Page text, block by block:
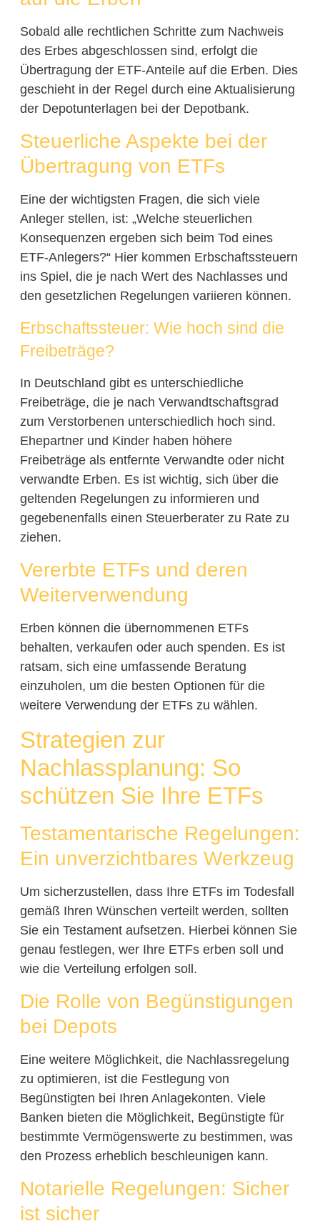
Sobald alle rechtlichen Schritte zum Nachweis
des Erbes abgeschlossen sind, erfolgt die
Übertragung der ETF-Anteile auf die Erben. Dies
geschieht in der Regel durch eine Aktualisierung
der Depotunterlagen bei der Depotbank.
Steuerliche Aspekte bei der
Übertragung von ETFs
Eine der wichtigsten Fragen, die sich viele
Anleger stellen, ist: „Welche steuerlichen
Konsequenzen ergeben sich beim Tod eines
ETF-Anlegers?“ Hier kommen Erbschaftssteuern
ins Spiel, die je nach Wert des Nachlasses und
den gesetzlichen Regelungen variieren können.
Erbschaftssteuer: Wie hoch sind die
Freibeträge?
In Deutschland gibt es unterschiedliche
Freibeträge, die je nach Verwandtschaftsgrad
zum Verstorbenen unterschiedlich hoch sind.
Ehepartner und Kinder haben höhere
Freibeträge als entfernte Verwandte oder nicht
verwandte Erben. Es ist wichtig, sich über die
geltenden Regelungen zu informieren und
gegebenenfalls einen Steuerberater zu Rate zu
ziehen.
Vererbte ETFs und deren
Weiterverwendung
Erben können die übernommenen ETFs
behalten, verkaufen oder auch spenden. Es ist
ratsam, sich eine umfassende Beratung
einzuholen, um die besten Optionen für die
weitere Verwendung der ETFs zu wählen.
Strategien zur
Nachlassplanung: So
schützen Sie Ihre ETFs
Testamentarische Regelungen:
Ein unverzichtbares Werkzeug
Um sicherzustellen, dass Ihre ETFs im Todesfall
gemäß Ihren Wünschen verteilt werden, sollten
Sie ein Testament aufsetzen. Hierbei können Sie
genau festlegen, wer Ihre ETFs erben soll und
wie die Verteilung erfolgen soll.
Die Rolle von Begünstigungen
bei Depots
Eine weitere Möglichkeit, die Nachlassregelung
zu optimieren, ist die Festlegung von
Begünstigten bei Ihren Anlagekonten. Viele
Banken bieten die Möglichkeit, Begünstigte für
bestimmte Vermögenswerte zu bestimmen, was
den Prozess erheblich beschleunigen kann.
Notarielle Regelungen: Sicher
ist sicher